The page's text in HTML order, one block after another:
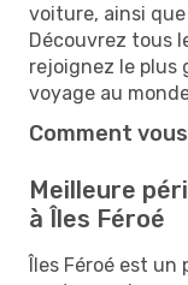
voiture, ainsi
Découvrez tous
rejoignez le plus
voyage au
Comment
Meilleure
à Îles Féroé
Îles Féroé est un